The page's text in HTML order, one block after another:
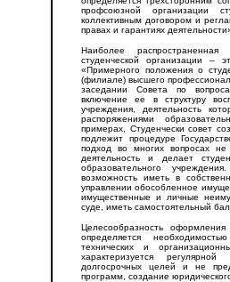
профсоюзной организации
коллективным договором и
правах и гарантиях
Наиболее распространенная
студенческой организации –
«Примерного положения о
(филиале) высшего
заседании Совета по
включение ее в структуру
учреждения, деятельность
распоряжениями
примерах, Студенчески совет
подлежит процедуре
подход во многих вопросах не
деятельность и делает
образовательного
возможность иметь в
управлении обособленное
имущественные и личные
суде, иметь самостоятельный
Целесообразность
определяется
технических и
характеризуется
долгосрочных целей и не
программ, создание